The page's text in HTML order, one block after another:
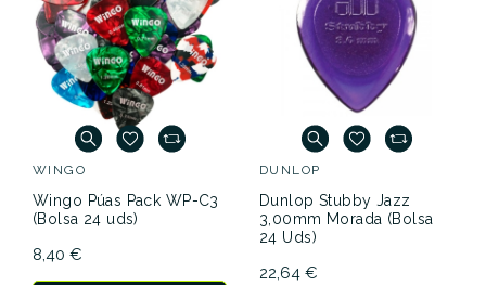
WINGO
Wingo Púas Pack WP-C3
(Bolsa 24 uds)
8,40 €
DUNLOP
Dunlop Stubby Jazz
3,00mm Morada (Bolsa
24 Uds)
22,64 €